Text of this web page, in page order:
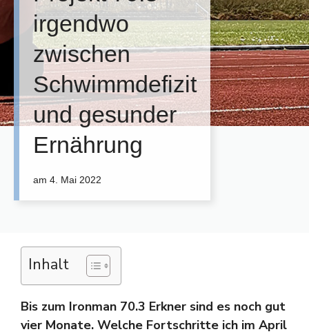
irgendwo
zwischen
Schwimmdefizit
und gesunder
Ernährung
am 4. Mai 2022
Inhalt
Bis zum Ironman 70.3 Erkner sind es noch gut
vier Monate. Welche Fortschritte ich im April